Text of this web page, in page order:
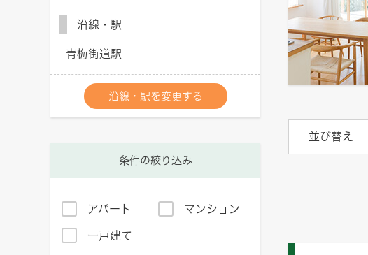
並び替え
沿線・駅
青梅街道駅
沿線・駅を変更する
条件の絞り込み
アパート マンション
一戸建て